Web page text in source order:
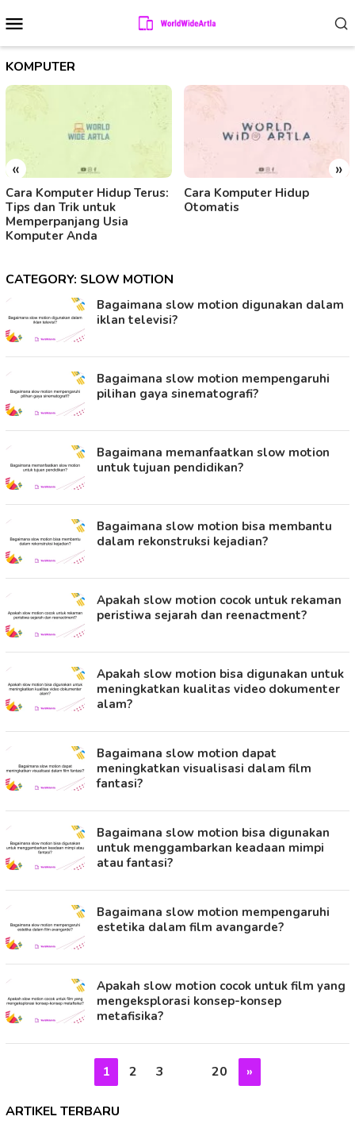
to
contentMenu
KOMPUTER
« »
Cara Komputer Hidup Terus:
Tips dan Trik untuk
Memperpanjang Usia
Komputer Anda
Cara Komputer Hidup
Otomatis
CATEGORY: SLOW MOTION
Bagaimana slow motion digunakan dalam
iklan televisi?
Bagaimana slow motion mempengaruhi
pilihan gaya sinematografi?
Bagaimana memanfaatkan slow motion
untuk tujuan pendidikan?
Bagaimana slow motion bisa membantu
dalam rekonstruksi kejadian?
Apakah slow motion cocok untuk rekaman
peristiwa sejarah dan reenactment?
Apakah slow motion bisa digunakan untuk
meningkatkan kualitas video dokumenter
alam?
Bagaimana slow motion dapat
meningkatkan visualisasi dalam film
fantasi?
Bagaimana slow motion bisa digunakan
untuk menggambarkan keadaan mimpi
atau fantasi?
Bagaimana slow motion mempengaruhi
estetika dalam film avangarde?
Apakah slow motion cocok untuk film yang
mengeksplorasi konsep-konsep
metafisika?
1 2 3 20 »
ARTIKEL TERBARU